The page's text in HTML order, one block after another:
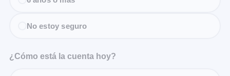
No estoy seguro
¿Cómo está la cuenta hoy?